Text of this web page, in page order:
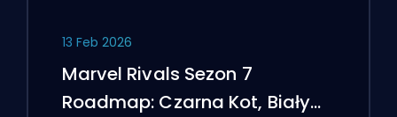
13 Feb 2026
Marvel Rivals Sezon 7
Roadmap: Czarna Kot, Biały